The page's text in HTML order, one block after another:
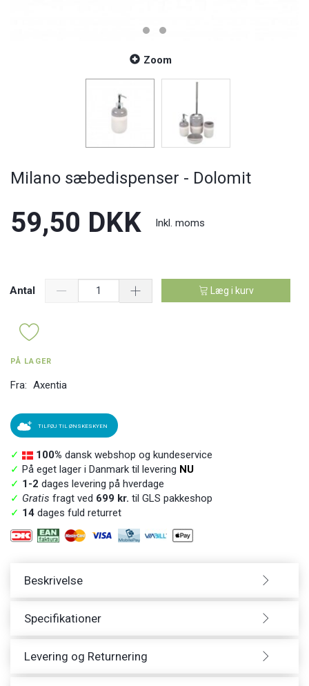
Zoom
Milano sæbedispenser - Dolomit
59,50 DKK Inkl. moms
Antal Læg i kurv
PÅ LAGER
Fra: Axentia
TILFØJ TIL ØNSKESKYEN
✓ 100% dansk webshop og kundeservice
✓ På eget lager i Danmark til levering NU
✓ 1-2 dages levering på hverdage
✓ Gratis fragt ved 699 kr. til GLS pakkeshop
✓ 14 dages fuld returret
Beskrivelse
Specifikationer
Levering og Returnering